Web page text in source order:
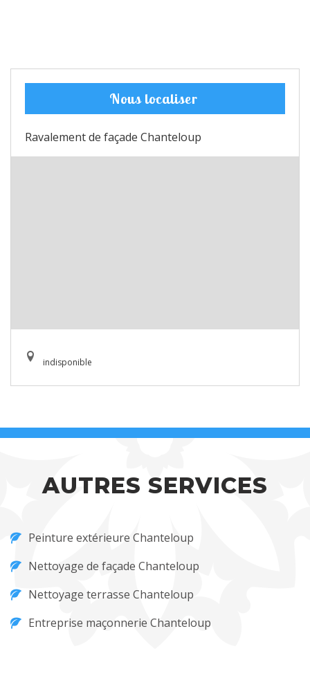
Nous localiser
Ravalement de façade Chanteloup
indisponible
AUTRES SERVICES
Peinture extérieure Chanteloup
Nettoyage de façade Chanteloup
Nettoyage terrasse Chanteloup
Entreprise maçonnerie Chanteloup